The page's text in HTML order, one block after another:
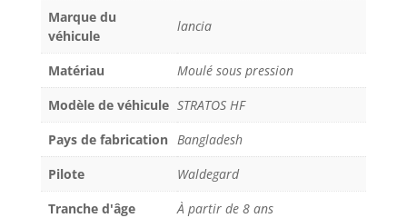
Marque du
véhicule
lancia
Matériau
Moulé sous pression
Modèle de véhicule STRATOS HF
Pays de fabrication Bangladesh
Pilote
Waldegard
Tranche d'âge
À partir de 8 ans